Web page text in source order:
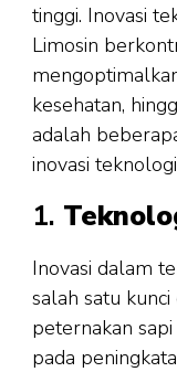
tinggi. Inovasi
Limosin
kesehatan,
adalah
inovasi
1.
Inovasi dalam
salah satu
peternakan
pada